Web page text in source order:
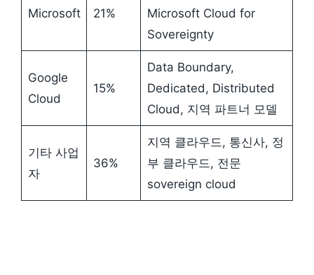
Microsoft 21%
Microsoft Cloud for
Sovereignty
Google
Cloud
15%
Data Boundary,
Dedicated, Distributed
Cloud, 지역 파트너 모델
기타 사업
자
36%
지역 클라우드, 통신사, 정
부 클라우드, 전문
sovereign cloud